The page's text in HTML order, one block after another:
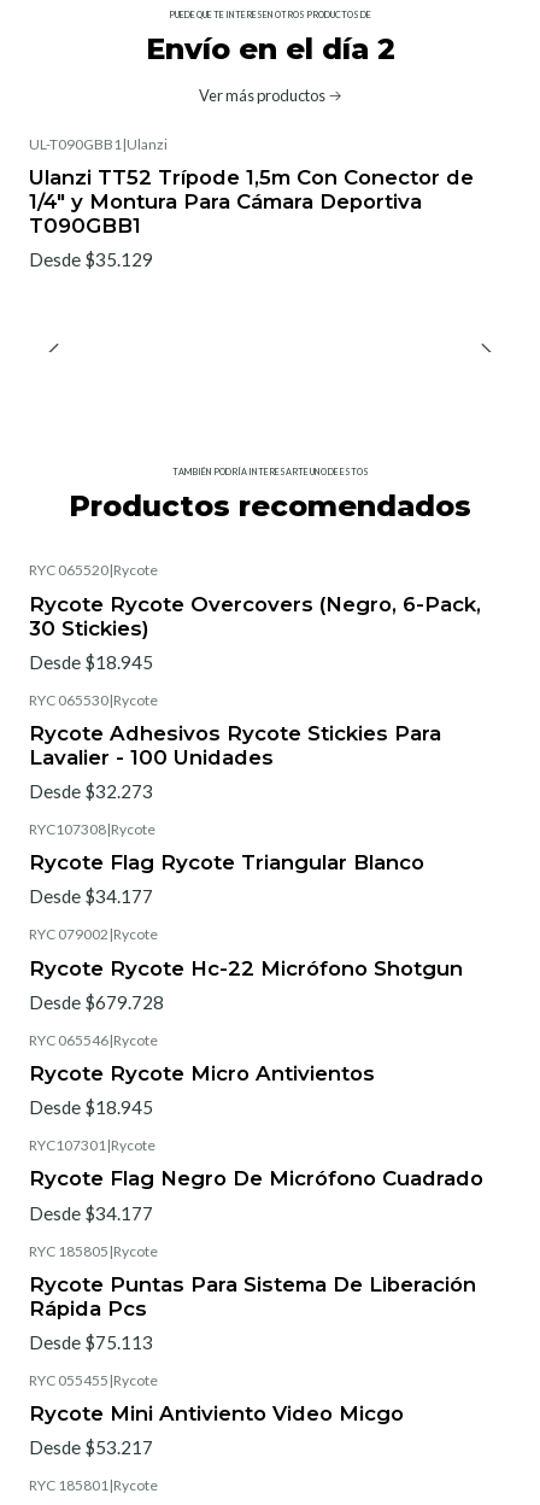
PUEDE QUE TE INTERESEN OTROS PRODUCTOS DE
Envío en el día 2
Ver más productos
UL-T090GBB1 |Ulanzi
Ulanzi TT52 Trípode 1,5m Con Conector de
1/4" y Montura Para Cámara Deportiva
T090GBB1
Desde $35.129
TAMBIÉN PODRÍA INTERESARTE UNO DE ESTOS
Productos recomendados
RYC 065520|Rycote
Rycote Rycote Overcovers (Negro, 6-Pack,
30 Stickies)
Desde $18.945
RYC 065530|Rycote
Rycote Adhesivos Rycote Stickies Para
Lavalier - 100 Unidades
Desde $32.273
RYC107308|Rycote
Rycote Flag Rycote Triangular Blanco
Desde $34.177
RYC 079002 |Rycote
Rycote Rycote Hc-22 Micrófono Shotgun
Desde $679.728
RYC 065546|Rycote
Rycote Rycote Micro Antivientos
Desde $18.945
RYC107301|Rycote
Rycote Flag Negro De Micrófono Cuadrado
Desde $34.177
RYC 185805 |Rycote
Rycote Puntas Para Sistema De Liberación
Rápida Pcs
Desde $75.113
RYC 055455 |Rycote
Rycote Mini Antiviento Video Micgo
Desde $53.217
RYC 185801|Rycote